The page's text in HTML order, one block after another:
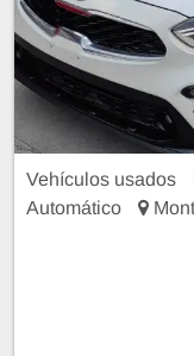
Vehículos usados
Automático